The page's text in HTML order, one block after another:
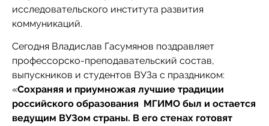
исследовательского института развития
коммуникаций.
Сегодня Владислав Гасумянов поздравляет
профессорско-преподавательский состав,
выпускников и студентов ВУЗа с праздником:
«Сохраняя и приумножая лучшие традиции
российского образования МГИМО был и остается
ведущим ВУЗом страны. В его стенах готовят